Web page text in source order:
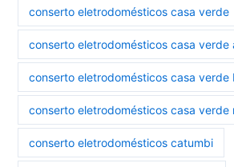
conserto eletrodomésticos casa verde
conserto eletrodomésticos casa verde
conserto eletrodomésticos casa verde
conserto eletrodomésticos casa verde
conserto eletrodomésticos catumbi